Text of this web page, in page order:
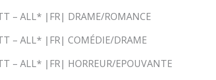
– ALL* |FR| DRAME/ROMANCE
– ALL* |FR| COMÉDIE/DRAME
– ALL* |FR| HORREUR/EPOUVANTE